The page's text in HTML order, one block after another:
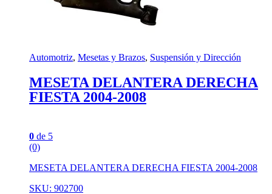
Automotriz, Mesetas y Brazos, Suspensión y Dirección
MESETA DELANTERA DERECHA
FIESTA 2004-2008
0 de 5
(0)
MESETA DELANTERA DERECHA FIESTA 2004-2008
SKU: 902700